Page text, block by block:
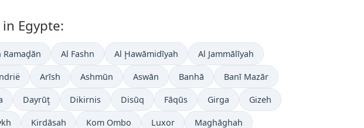
Egypte:
Ramaḑān Al Fashn Al Ḩawāmidīyah Al Jammālīyah
Arīsh Ashmūn Aswān Banhā Banī Mazār
Dayrūţ Dikirnis Disūq Fāqūs Girga Gizeh
Kirdāsah Kom Ombo Luxor Maghāghah